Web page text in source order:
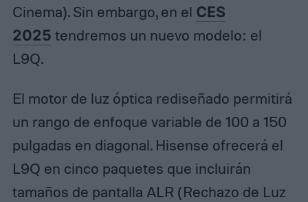
Cinema). Sin embargo, en el CES
2025 tendremos un nuevo modelo: el
L9Q.
El motor de luz óptica rediseñado permitirá
un rango de enfoque variable de 100 a 150
pulgadas en diagonal. Hisense ofrecerá el
L9Q en cinco paquetes que incluirán
tamaños de pantalla ALR (Rechazo de Luz